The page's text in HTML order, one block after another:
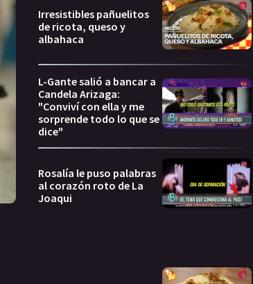
Irresistibles pañuelitos
de ricota, queso y
albahaca
L-Gante salió a bancar a
Candela Arizaga:
"Conviví con ella y me
sorprende todo lo que se
dice"
Rosalía le puso palabras
al corazón roto de La
Joaqui